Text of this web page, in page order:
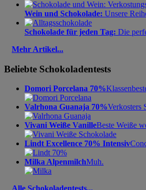
Wein und Schokolade: Unsere
Schokolade für jeden Tag: Die
Mehr Artikel...
Beliebte Schokoladentests
Domori Porcelana 70%
Valrhona Guanaja 70%Verkosters
Vivani Weiße VanilleBeste Weiße
Lindt Excellence 70% Intensiv
Milka AlpenmilchMuh.